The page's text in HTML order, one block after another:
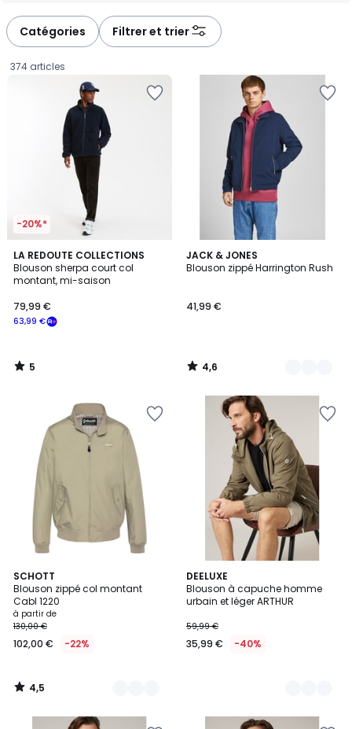
Catégories Filtrer et trier
374 articles
-20%*
LA REDOUTE COLLECTIONS
Blouson sherpa court col
montant, mi-saison
€
souscrivez
notre
programme
place
63,99
63,99 €
79,99 €
5
/
5
5
/
JACK & JONES
Blouson zippé Harrington Rush
41,99 €
4,6
/ 5
5
Couleurs
4,6
/
SCHOTT
Blouson zippé col montant
Cabl 1220
à partir de
130,00 €
102,00 € -22%
4,5
/ 5
6
Couleurs
4,5
/
DEELUXE
Blouson à capuche homme
urbain et léger ARTHUR
59,99 €
35,99 € -40%
2
Couleurs